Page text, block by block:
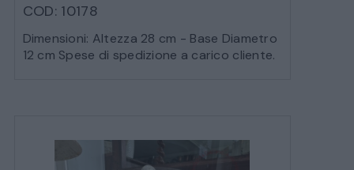
COD: 10178
Dimensioni: Altezza 28 cm - Base Diametro
12 cm Spese di spedizione a carico cliente.